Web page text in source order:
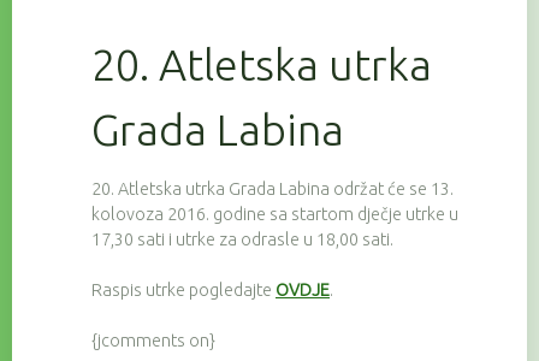
20. Atletska utrka
Grada Labina
20. Atletska utrka Grada Labina održat će se 13.
kolovoza 2016. godine sa startom dječje utrke u
17,30 sati i utrke za odrasle u 18,00 sati.
Raspis utrke pogledajte OVDJE.
{jcomments on}